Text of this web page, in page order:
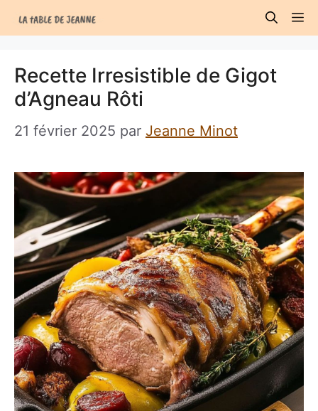
au
Recette Irresistible de Gigot
d’Agneau Rôti
21 février 2025 par Jeanne Minot